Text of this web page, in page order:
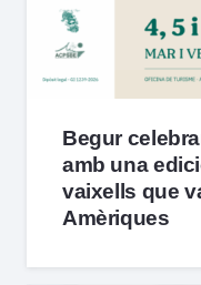
Begur
amb una
vaixells que
Amèriques